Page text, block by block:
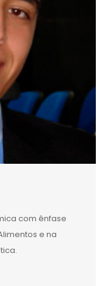
com ênfase
e na